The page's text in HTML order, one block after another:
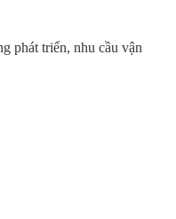
phát triển, nhu cầu vận